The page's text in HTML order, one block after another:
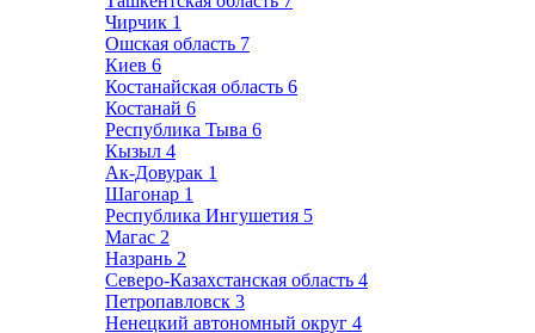
Чирчик 1
Ошская область 7
Киев 6
Костанайская область 6
Костанай 6
Республика Тыва 6
Кызыл 4
Ак-Довурак 1
Шагонар 1
Республика Ингушетия 5
Магас 2
Назрань 2
Северо-Казахстанская область 4
Петропавловск 3
Ненецкий автономный округ 4